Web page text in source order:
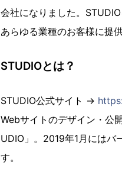
会社になりました。
あらゆる業種のお客様に提
STUDIOとは？
STUDIO公式サイト →
Webサイトのデザイン・公
UDIO」。2019年1月にはバ
す。